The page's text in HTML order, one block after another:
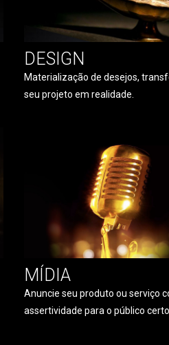
DESIGN
Materialização de desejos,
seu projeto em realidade.
MÍDIA
Anuncie seu produto ou serviço
assertividade para o público certo.